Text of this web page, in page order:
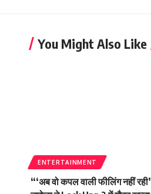
You Might Also Like
ENTERTAINMENT
“‘अब वो कपल वाली फीलिंग नहीं